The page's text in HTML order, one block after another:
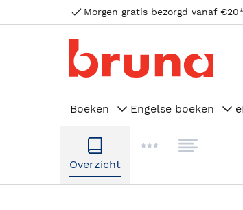
Morgen gratis bezorgd vanaf
Boeken Engelse boeken
Overzicht